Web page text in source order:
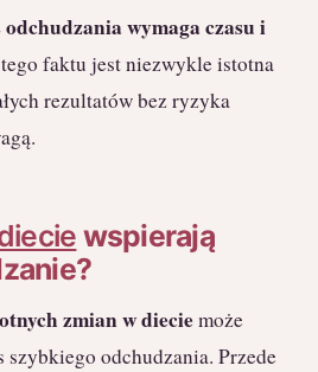
odchudzania wymaga czasu i
faktu jest niezwykle istotna
rezultatów bez ryzyka
wspierają
zmian w dieciemoże
szybkiego odchudzania. Przede